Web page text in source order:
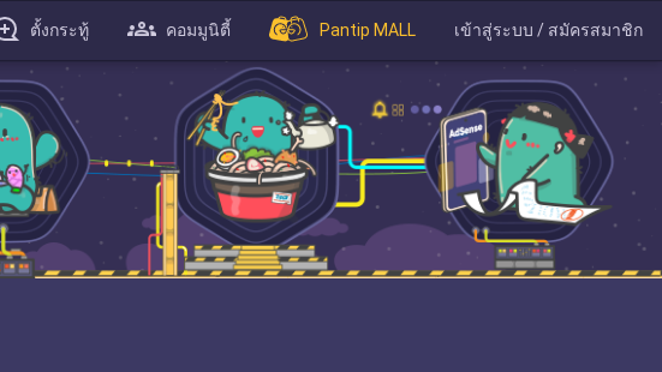
ตั้งกระทู้ คอมมูนิตี้ Pantip MALL เข้าสู่ระบบ / สมัครสมาชิก